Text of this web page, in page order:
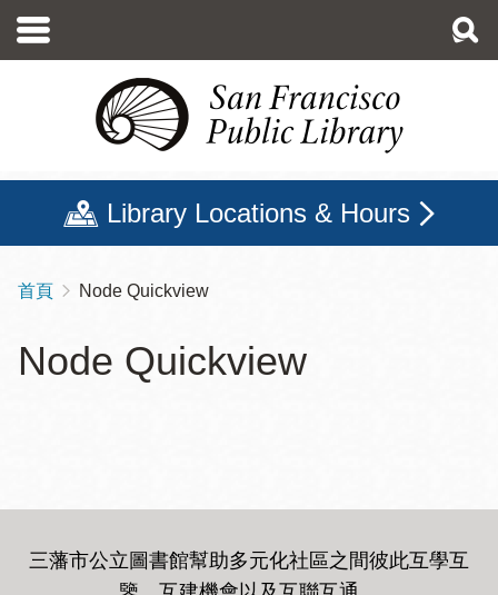
至
Library Locations & Hours
導
連
首頁 Node Quickview
Node Quickview
三藩市公立圖書館幫助多元化社區之間彼此互學互